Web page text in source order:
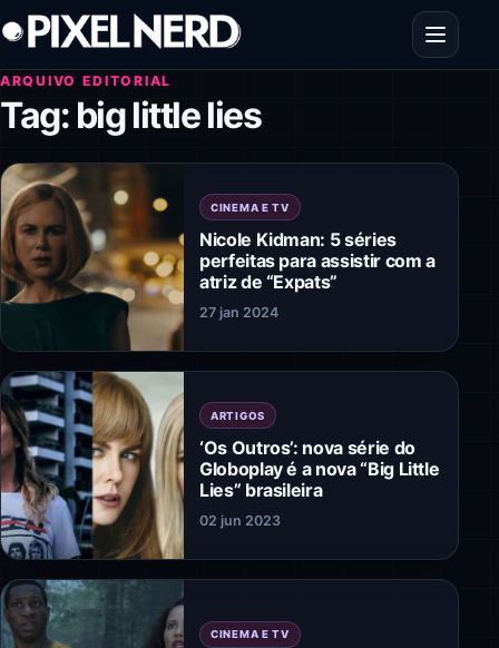
Pular para o conteúdo
Abrir
ARQUIVO EDITORIAL
Tag: big little lies
CINEMA E TV
Nicole Kidman: 5 séries
perfeitas para assistir com a
atriz de “Expats”
27 jan 2024
ARTIGOS
‘Os Outros’: nova série do
Globoplay é a nova “Big Little
Lies” brasileira
02 jun 2023
CINEMA E TV